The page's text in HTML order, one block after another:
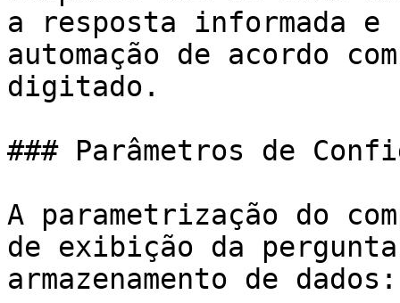
a resposta informada
automação de acordo
digitado.
### Parâmetros de
A parametrização do
de exibição da
armazenamento de dados: